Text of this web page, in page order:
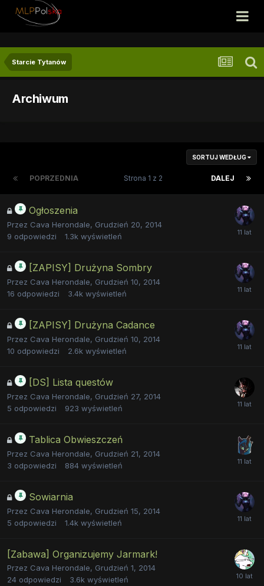
Starcie Tytanów
Archiwum
SORTUJ WEDŁUG
POPRZEDNIA DALEJ
Strona 1 z 2
Ogłoszenia
Przez Cava Herondale, Grudzień 20, 2014
9 odpowiedzi 1.3k wyświetleń
[ZAPISY] Drużyna Sombry
Przez Cava Herondale, Grudzień 10, 2014
16 odpowiedzi 3.4k wyświetleń
[ZAPISY] Drużyna Cadance
Przez Cava Herondale, Grudzień 10, 2014
10 odpowiedzi 2.6k wyświetleń
[DS] Lista questów
Przez Cava Herondale, Grudzień 27, 2014
5 odpowiedzi 923 wyświetleń
Tablica Obwieszczeń
Przez Cava Herondale, Grudzień 21, 2014
3 odpowiedzi 884 wyświetleń
Sowiarnia
Przez Cava Herondale, Grudzień 15, 2014
5 odpowiedzi 1.4k wyświetleń
[Zabawa] Organizujemy Jarmark!
Przez Cava Herondale, Grudzień 1, 2014
24 odpowiedzi 3.6k wyświetleń